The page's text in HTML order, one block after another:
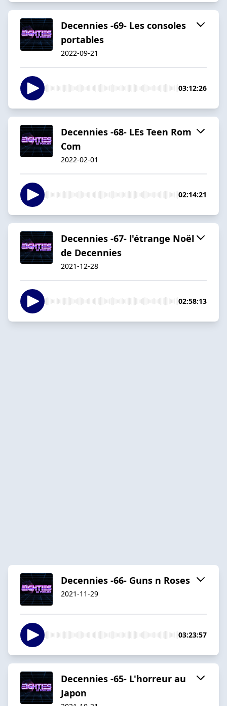
Decennies -69- Les consoles
portables
2022-09-21
03:12:26
Decennies -68- LEs Teen Rom
Com
2022-02-01
02:14:21
Decennies -67- l'étrange Noël
de Decennies
2021-12-28
02:58:13
Decennies -66- Guns n Roses
2021-11-29
03:23:57
Decennies -65- L'horreur au
Japon